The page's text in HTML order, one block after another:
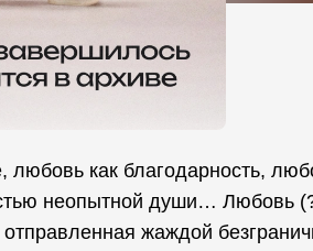
любовь как благодарность,
неопытной души… Любовь
жаждой